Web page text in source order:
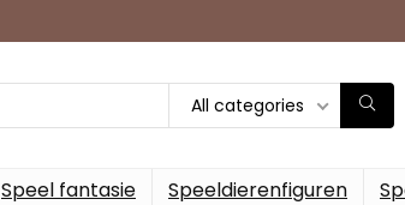
All categories
Speel fantasie Speeldierenfiguren